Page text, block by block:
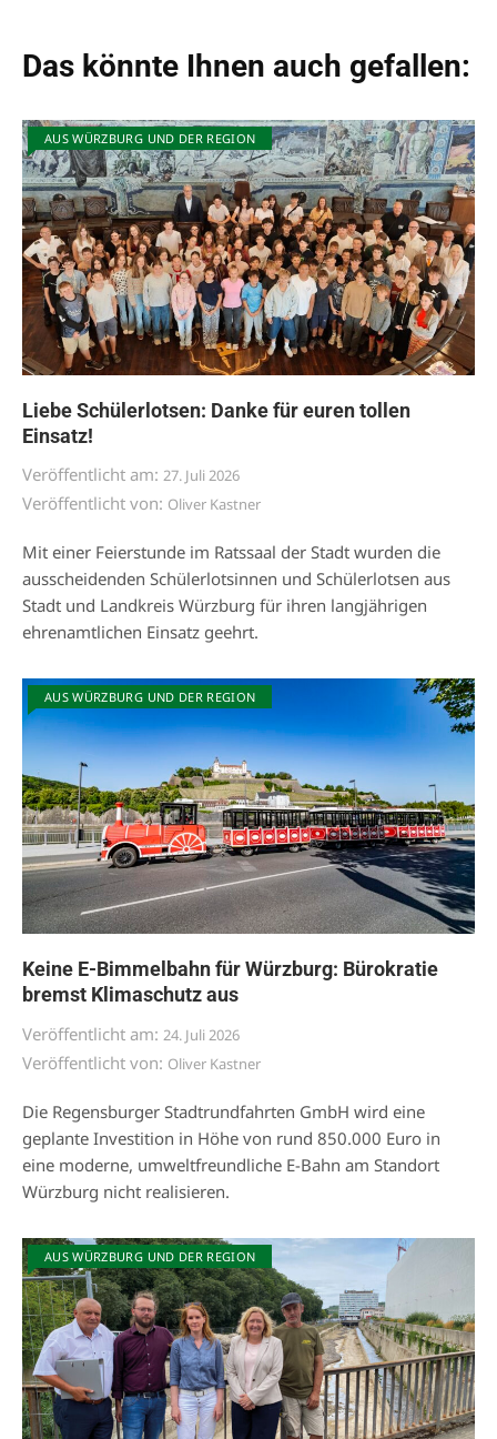
Das könnte Ihnen auch gefallen:
AUS WÜRZBURG UND DER REGION
Liebe Schülerlotsen: Danke für euren tollen
Einsatz!
Veröffentlicht am: 27. Juli 2026
Veröffentlicht von: Oliver Kastner
Mit einer Feierstunde im Ratssaal der Stadt wurden die
ausscheidenden Schülerlotsinnen und Schülerlotsen aus
Stadt und Landkreis Würzburg für ihren langjährigen
ehrenamtlichen Einsatz geehrt.
AUS WÜRZBURG UND DER REGION
Keine E-Bimmelbahn für Würzburg: Bürokratie
bremst Klimaschutz aus
Veröffentlicht am: 24. Juli 2026
Veröffentlicht von: Oliver Kastner
Die Regensburger Stadtrundfahrten GmbH wird eine
geplante Investition in Höhe von rund 850.000 Euro in
eine moderne, umweltfreundliche E-Bahn am Standort
Würzburg nicht realisieren.
AUS WÜRZBURG UND DER REGION